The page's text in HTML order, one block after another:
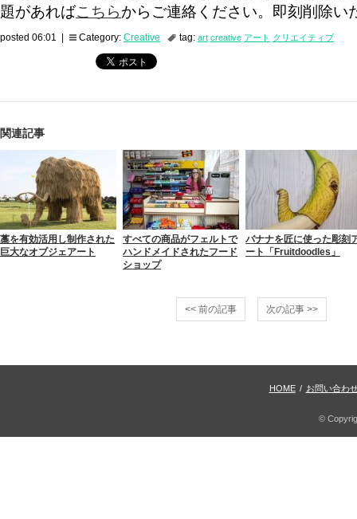
題があればこちらからご連絡ください。即刻削除い
posted 06:01 | Category: Creative tag: art creative アート クリエイティブ
関連記事
藁を有効活用し制作された
巨大なオブジェアート
すべての商品がフェルトで
ハンドメイドされたフード
ショップ
バナナを匠に使った彫刻
ート「Fruitdoodles」
<< 前の記事 次の記事 >>
HOME / お問い合わ
©